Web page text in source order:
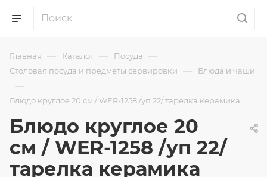
Главная — Каталог — Посуда —
Столовая посуда и предметы сервировки — Блюда и чаши
—
Блюдо круглое 20 см / WER-1258 /уп 22/ тарелка керамика
Блюдо круглое 20
см / WER-1258 /уп 22/
тарелка керамика